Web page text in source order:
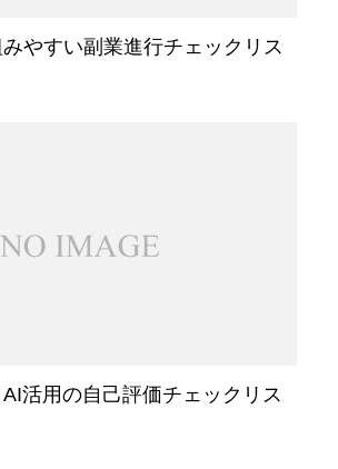
やすい副業進行チェックリス
活用の自己評価チェックリス